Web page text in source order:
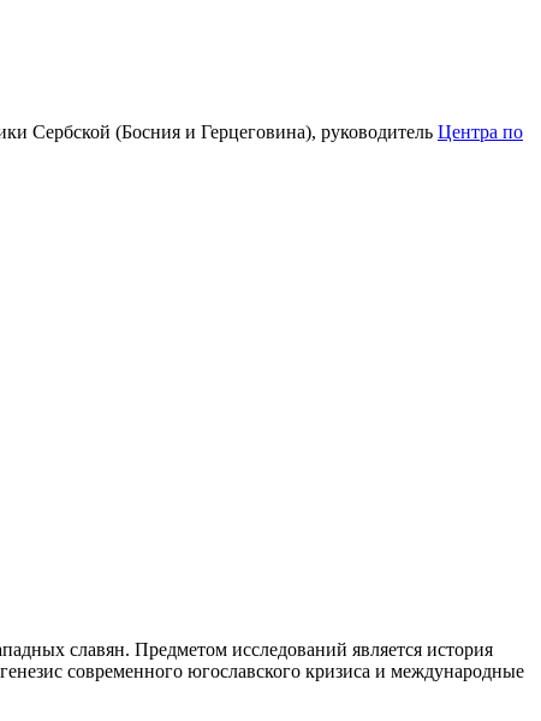
Сербской (Босния и Герцеговина), руководитель Центра по
славян. Предметом исследований является история
современного югославского кризиса и международные